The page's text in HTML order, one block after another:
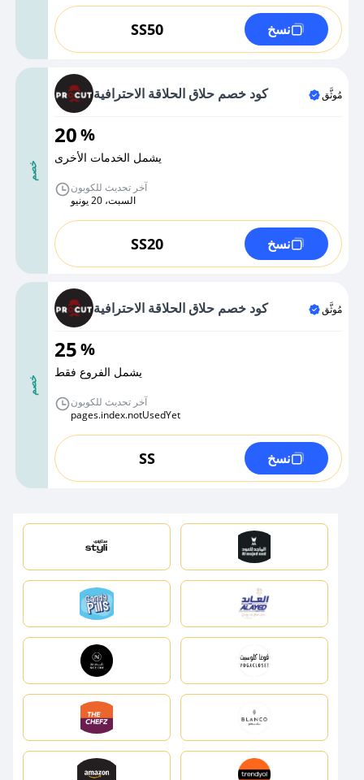
SS50 نسخ
خصم
كود خصم حلاق الحلاقة الاحترافية مُوثَّق
20%
يشمل الخدمات الأخرى
آخر تحديث للكوبون
السبت، 20 يونيو
SS20 نسخ
خصم
كود خصم حلاق الحلاقة الاحترافية مُوثَّق
25%
يشمل الفروع فقط
آخر تحديث للكوبون
pages.index.notUsedYet
SS نسخ